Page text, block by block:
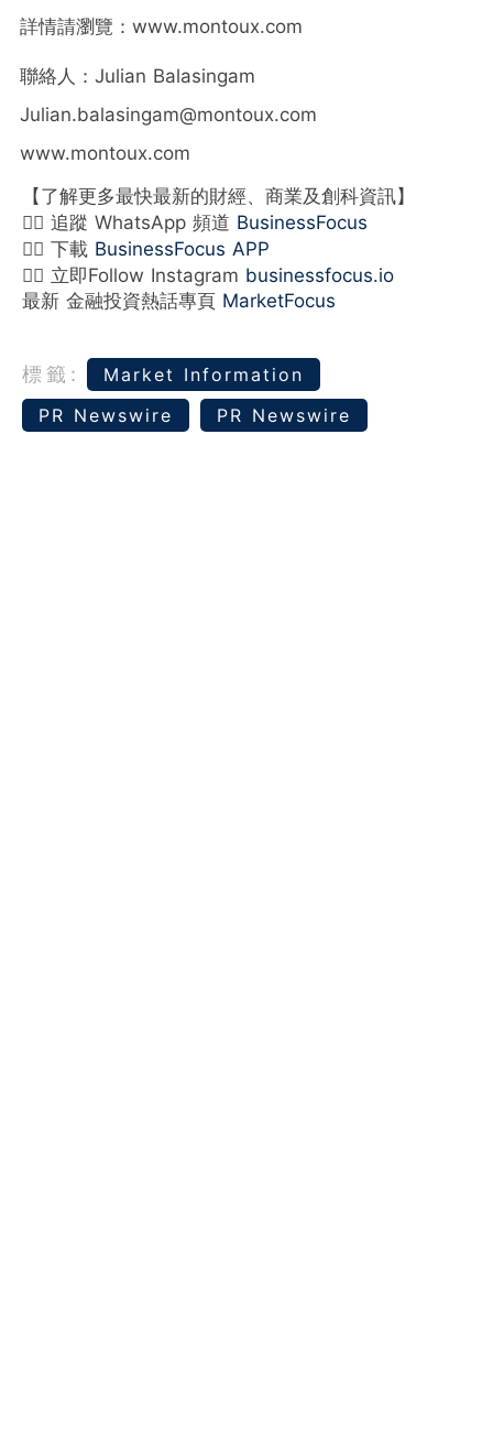
詳情請瀏覽：www.montoux.com
聯絡人：Julian Balasingam
Julian.balasingam@montoux.com
www.montoux.com
【了解更多最快最新的財經、商業及創科資訊】
👉🏻 追蹤 WhatsApp 頻道 BusinessFocus
👉🏻 下載 BusinessFocus APP
👉🏻 立即Follow Instagram businessfocus.io
最新 金融投資熱話專頁 MarketFocus
標籤:
Market Information
PR Newswire
PR Newswire